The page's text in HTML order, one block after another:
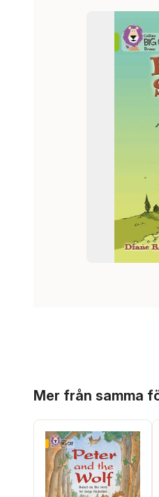
Mer från samma